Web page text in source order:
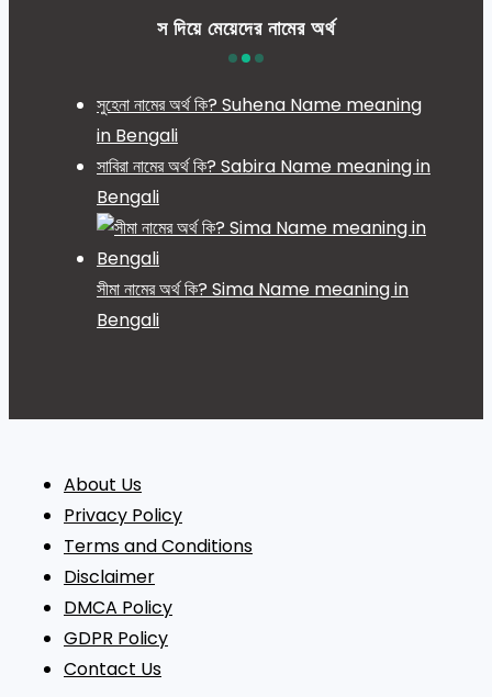
স দিয়ে মেয়েদের নামের অর্থ
সুহেনা নামের অর্থ কি? Suhena Name meaning
in Bengali
সাবিরা নামের অর্থ কি? Sabira Name meaning in
Bengali
সীমা নামের অর্থ কি? Sima Name meaning in
Bengali
About Us
Privacy Policy
Terms and Conditions
Disclaimer
DMCA Policy
GDPR Policy
Contact Us